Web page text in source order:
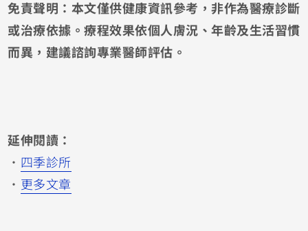
免責聲明：本文僅供健康資訊參考，非作為醫療診斷
或治療依據。療程效果依個人膚況、年齡及生活習慣
而異，建議諮詢專業醫師評估。
延伸閱讀：
・ 四季診所
・ 更多文章